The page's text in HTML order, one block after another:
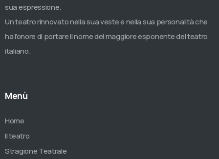
sua espressione.
Un teatro rinnovato nella sua veste e nella sua personalità che
ha l’onore di portare il nome del maggiore esponente del teatro
italiano.
Menù
Home
Il teatro
Stragione Teatrale